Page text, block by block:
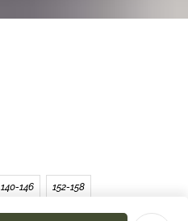
140-146 152-158